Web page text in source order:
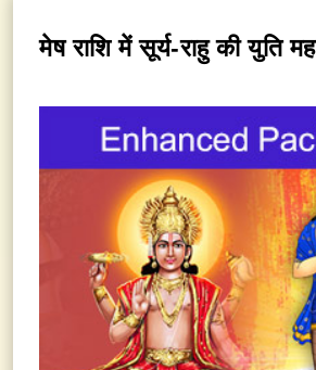
मेष राशि में सूर्य-राहु की युति